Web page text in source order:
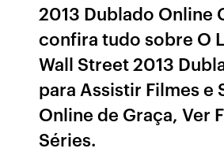
2013 Dublado Online
confira tudo sobre O
Wall Street 2013
para Assistir Filmes e
Online de Graça, Ver
Séries.